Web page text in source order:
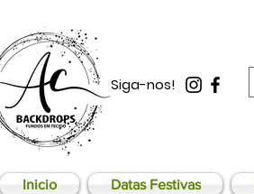
Siga-nos!
Inicio Datas Festivas